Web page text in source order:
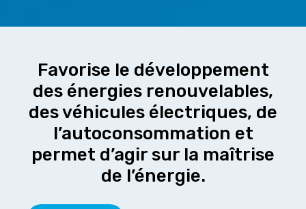
Favorise le développement
des énergies renouvelables,
des véhicules électriques, de
l’autoconsommation et
permet d’agir sur la maîtrise
de l’énergie.